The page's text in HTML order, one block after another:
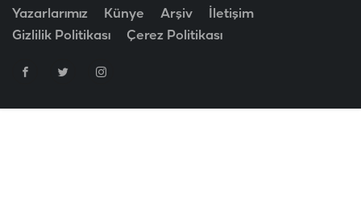
Yazarlarımız Künye Arşiv
İletişim
Gizlilik Politikası
Çerez Politikası